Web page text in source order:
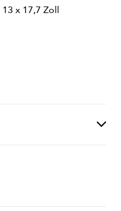
x 17,7 Zoll